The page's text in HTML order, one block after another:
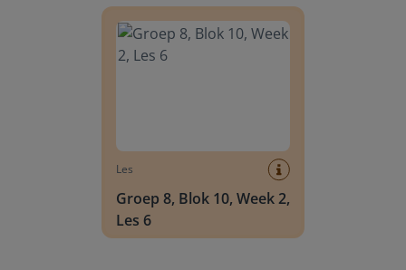
Les
Groep 8, Blok 10, Week 2,
Les 6